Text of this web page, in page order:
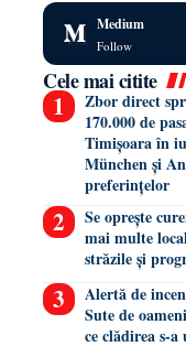
Medium
Follow
Cele mai citite
Zbor direct
170.000 de
Timișoara în
München și
preferințelor
Se oprește
mai multe
străzile și
Alertă de
Sute de
ce clădirea s-